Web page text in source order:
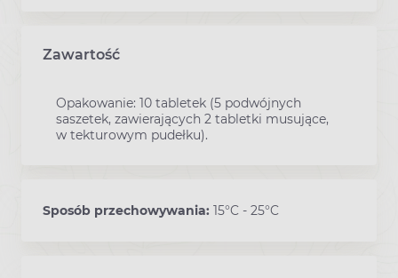
Zawartość
Opakowanie: 10 tabletek (5 podwójnych
saszetek, zawierających 2 tabletki musujące,
w tekturowym pudełku).
Sposób przechowywania: 15°C - 25°C